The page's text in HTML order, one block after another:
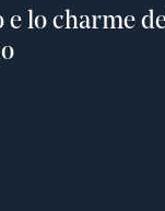
e lo charme